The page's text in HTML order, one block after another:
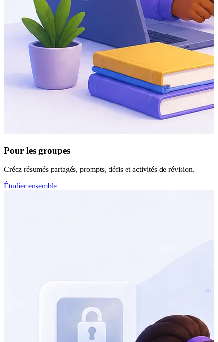
Pour les groupes
Créez résumés partagés, prompts, défis et activités de révision.
Étudier ensemble